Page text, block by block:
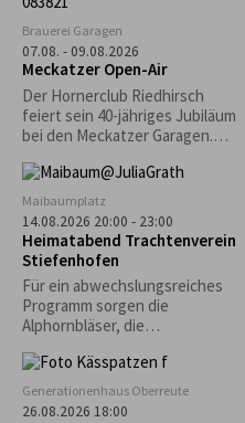
Brauerei Garagen
07.08. - 09.08.2026
Meckatzer Open-Air
Der Hornerclub Riedhirsch
feiert sein 40-jähriges Jubiläum
bei den Meckatzer Garagen.
abwechslungsreiches
Programm mit Musik, guter
Stimmung und reichhaltiger
Verpflegung.
Maibaumplatz
14.08.2026 20:00 - 23:00
Heimatabend Trachtenverein
Stiefenhofen
Für ein abwechslungsreiches
Programm sorgen die
Alphornbläser, die
Plattler.
Generationenhaus Oberreute
26.08.2026 18:00